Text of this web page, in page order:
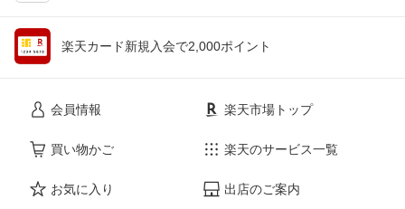
楽天カード新規入会で2,000ポイント
会員情報
買い物かご
お気に入り
楽天市場トップ
楽天のサービス一覧
出店のご案内